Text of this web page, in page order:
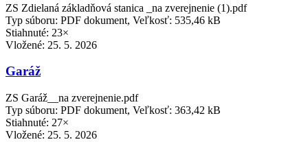
ZS Zdielaná základňová stanica _na zverejnenie (1).pdf
Typ súboru: PDF dokument, Veľkosť: 535,46 kB
Stiahnuté: 23×
Vložené: 25. 5. 2026
Garáž
ZS Garáž__na zverejnenie.pdf
Typ súboru: PDF dokument, Veľkosť: 363,42 kB
Stiahnuté: 27×
Vložené: 25. 5. 2026